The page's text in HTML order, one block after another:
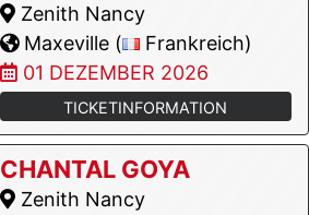
Zenith Nancy
Maxeville (
Frankreich)
01 DEZEMBER 2026
TICKETINFORMATION
CHANTAL GOYA
Zenith Nancy